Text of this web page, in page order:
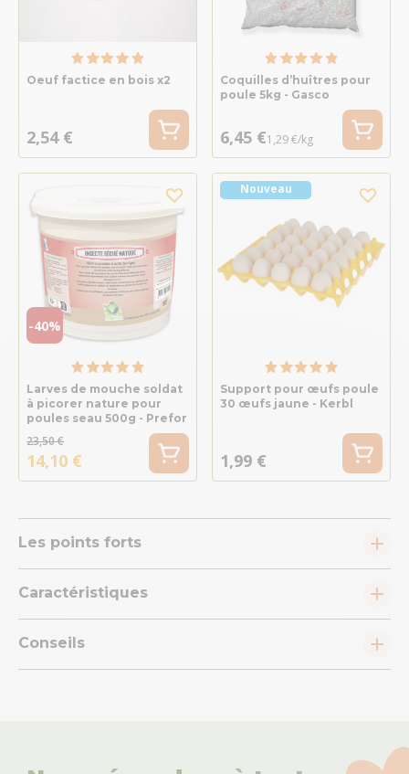
Oeuf factice en bois x2
2,54 €
Coquilles d’huîtres pour
poule 5kg - Gasco
6,45 €1,29 €/kg
-40%
Larves de mouche soldat
à picorer nature pour
poules seau 500g - Prefor
23,50 €
14,10 €
Nouveau
Support pour œufs poule
30 œufs jaune - Kerbl
1,99 €
Les points forts
Caractéristiques
Conseils